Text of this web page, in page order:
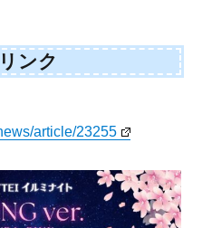
ンク
article/23255